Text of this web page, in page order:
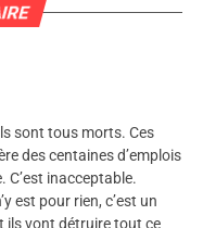
sont tous morts. Ces
des centaines d’emplois
C’est inacceptable.
est pour rien, c’est un
ils vont détruire tout ce